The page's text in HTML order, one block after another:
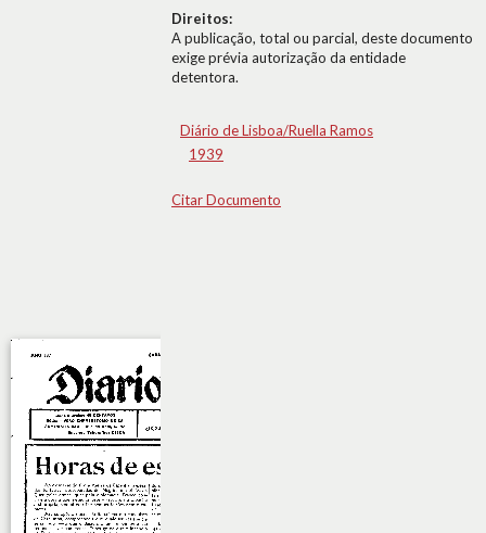
Direitos:
A publicação, total ou parcial, deste documento
exige prévia autorização da entidade
detentora.
Diário de Lisboa/Ruella Ramos
1939
Citar Documento